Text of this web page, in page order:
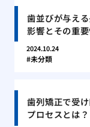
歯並びが与え
影響とその重
2024.10.24
未分類
歯列矯正で受
プロセスとは？